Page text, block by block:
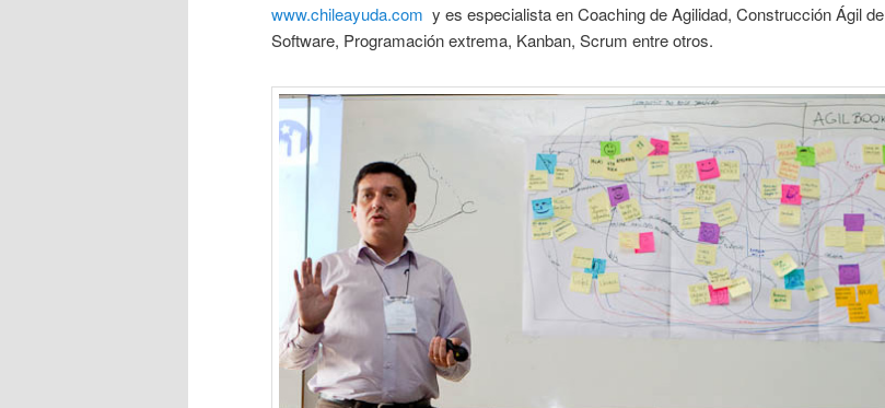
www.chileayuda.com y es especialista en Coaching de Agilidad, Construcción Ágil de
Software, Programación extrema, Kanban, Scrum entre otros.